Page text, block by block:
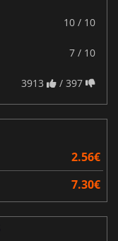
10 / 10
7 / 10
3913 / 397
2.56€
7.30€